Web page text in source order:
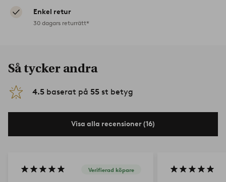
Enkel retur
30 dagars returrätt*
Så tycker andra
4.5 baserat på 55 st betyg
Visa alla recensioner (16)
Verifierad köpare